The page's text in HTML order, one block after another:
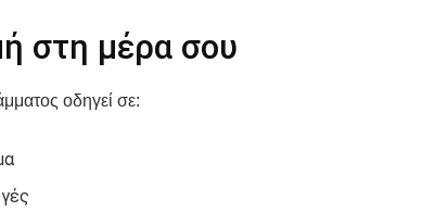
στη μέρα σου
οδηγεί σε: